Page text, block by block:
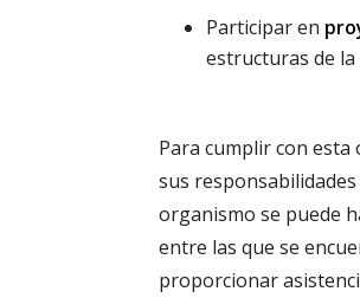
Participar en
estructuras de
Para cumplir con esta
sus
organismo se puede
entre las que se
proporcionar